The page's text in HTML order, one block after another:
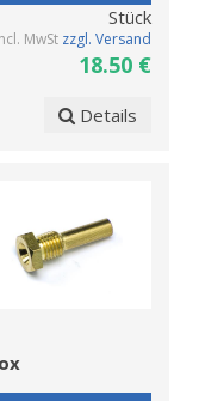
Stück
MwSt zzgl. Versand
18.50 €
Details